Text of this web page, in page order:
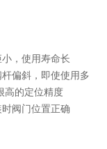
，使用寿命长
偏斜，即使使用多
高的定位精度
阀门位置正确